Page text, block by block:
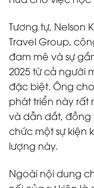
Tương tự, Nelson
Travel Group,
đam mê và sự
2025 từ cả người
đặc biệt. Ông
phát triển này rất
và dẫn dắt, đồng
chức một sự kiện
lượng này.
Ngoài nội dung